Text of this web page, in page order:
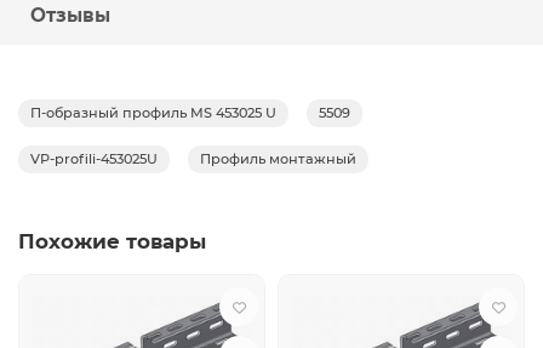
Отзывы
П-образный профиль MS 453025 U 5509
VP-profili-453025U Профиль монтажный
Похожие товары